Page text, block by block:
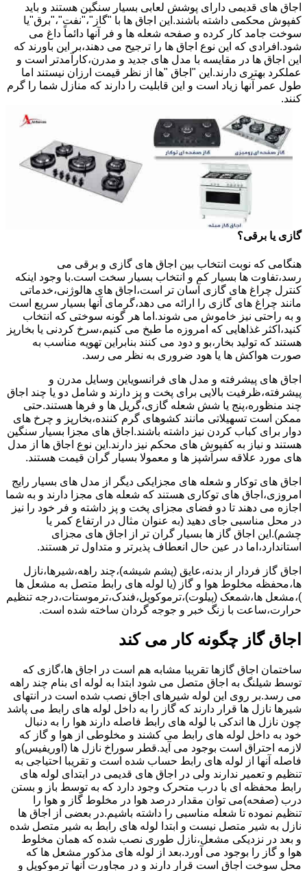
اجاق های قدیمی دارای پوشش لعابی بسیار سنگین هستند و باید
کفپوش محکمی داشته باشند.این اجاق ها با "گاز"،"نفت"،"برق"یا
سوخت جامد کار کرده و صفحه شعله ها و فر آنها دائماً داغ می
شود.افرادی که این نوع اجاق ها را ترجیح می دهند،بر این باورند که
این اجاق ها در مقایسه با مدل های جدید و مدرن،کارآمدتر است و
عملکرد بهتری دارند.این "اجاق "ها از نظر قیمت ارزان نیستند اما
طول عمر آنها زیاد است و این قابلیت را دارند که منازل شما را گرم
کنند.
گازی یا برقی؟
هنگامی که نوبت انتخاب بین اجاق های گازی و برقی می
رسد،تفاوت ها بسیار کم و انتخاب بسیار سخت است.با وجود اینکه
کنترل چراغ های گازی آسان تر است،اجاق های هالوژنی،خدماتی
مانند چراغ های گازی را ارائه می دهد،گرمای آنها بسیار سریع است
و به راحتی نیز خاموش می شوند.اما هر گونه سوختی که انتخاب
کنید،اکثر غذاهایی که امروزه ما طبخ می کنیم،سرخ کردنی یا بخارپز
هستند که تولید بخار،بو و دود می کنند بنابراین تهویه مناسب به
صورت هواکش ها یا هود ضروری به نظر می رسد.
اجاق های پیشرفته و مدل های فرانسویاین وسایل مدرن و
پیشرفته،ظرفیت بالایی برای پخت و پز دارند و شامل دو یا چند اجاق
چند منظوره،پنج یا شش شعله گازی،گریل ها و فرها هستند.حتی
ممکن است تسهیلاتی مانند کشوهای گرم کننده،بخارپز و چرخ های
دوار برای کباب کردن نیز داشته باشند.اجاق های مجزا بسیار سنگین
هستند و نیاز به کفپوش های محکم نیز دارند.این نوع اجاق ها از مدل
های مورد علاقه سرآشپز ها و معمولا بسیار گران قیمت هستند.
اجاق های توکار و شعله های مجزایکی دیگر از مدل های بسیار رایج
امروزی،اجاق های توکاری هستند که شعله های مجزا دارند و به شما
اجازه می دهند تا دو فضای مجزای پخت و پز داشته و فر خود را نیز
در محل مناسبی جای دهید (به عنوان مثال در ارتفاع کمر یا
چشم).این اجاق گاز ها بسیار گران تر از اجاق های مجزای
استاندارد،اما در عین حال انعطاف پذیرتر و متداول تر هستند.
اجاق گاز فردار از بدنه،عایق (پشم شیشه)،چند راهه،شیرها،نازل
ها،محفظه مخلوط هوا و گاز (یا لوله های رابط متصل به مشعل ها
)،مشعل ها،شمعک (پیلوت)،ترموکوپل،فندک،ترموستات،درجه تنظیم
حرارت،ساعت با زنگ خبر و جوجه گردان ساخته شده است.
اجاق گاز چگونه کار می کند
ساختمان اجاق گازها تقریبا مشابه هم است در اجاق ها،گازی که
توسط شیلنگ به اجاق متصل می شود ابتدا به لوله ای بنام چند راهه
می رسد.بر روی این لوله شیرهای اجاق نصب شده است در انتهای
شیرها نازل ها قرار دارند که گاز را به داخل لوله های رابط می پاشد
چون نازل ها اندکی با لوله های رابط فاصله دارند هوا را به دنبال
خود به داخل لوله های رابط می کشند و مخلوطی از هوا و گاز که
لازمه احتراق است بوجود می آید.قطر سوراخ نازل ها (اوریفیس)و
فاصله آنها از لوله های رابط حساب شده است و تقریبا احتیاجی به
تنظیم و تعمیر ندارند ولی در اجاق های قدیمی در ابتدای لوله های
رابط محفظه ای با درب متحرک وجود دارد که به توسط باز و بستن
درب (صفحه)می توان مقدار درصد هوا در مخلوط گاز و هوا را
تنظیم نموده تا شعله مناسبی را داشته باشیم.در بعضی از اجاق ها
نازل به شیر متصل نیست و ابتدا لوله های رابط به شیر متصل شده
و بعد در نزدیکی مشعل،نازل طوری نصب شده که همان مخلوط
هوا و گاز را بوجود می آورد.بعد از لوله های مذکور مشعل ها که
محل سوخت اجاق است قرار دارند و در مجاورت آنها ترموکوپل و